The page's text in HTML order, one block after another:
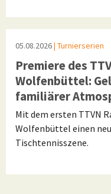
05.08.2026| Turnierserien
Premiere des
Wolfenbüttel:
familiärer
Mit dem ersten TTVN
Wolfenbüttel einen
Tischtennisszene.